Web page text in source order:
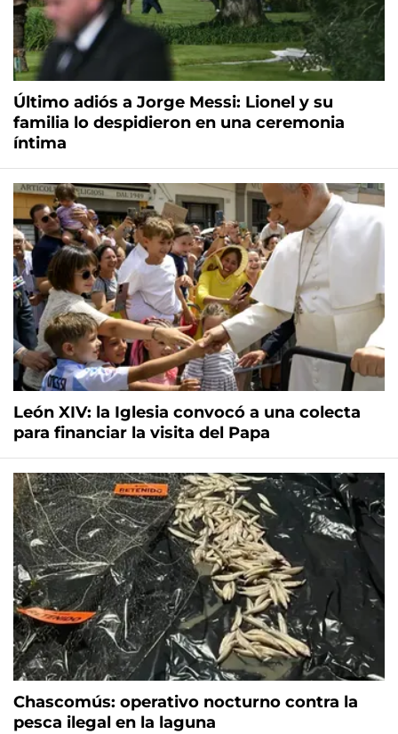
Último adiós a Jorge Messi: Lionel y su
familia lo despidieron en una ceremonia
íntima
León XIV: la Iglesia convocó a una colecta
para financiar la visita del Papa
Chascomús: operativo nocturno contra la
pesca ilegal en la laguna